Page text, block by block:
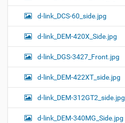
d-link_DCS-60_side.jpg
d-link_DEM-420X_Side.jpg
d-link_DGS-3427_Front.jpg
d-link_DEM-422XT_side.jpg
d-link_DEM-312GT2_side.jpg
d-link_DEM-340MG_Side.jpg